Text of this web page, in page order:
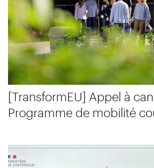
[TransformEU] Appel à
Programme de mobilité